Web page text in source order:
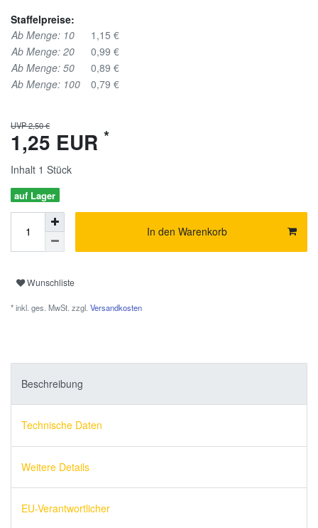
Staffelpreise:
Ab Menge: 10
1,15 €
Ab Menge: 20
0,99 €
Ab Menge: 50
0,89 €
Ab Menge: 100
0,79 €
UVP 2,50 €
1,25 EUR *
Inhalt 1 Stück
auf Lager
In den Warenkorb
Wunschliste
* inkl. ges. MwSt. zzgl. Versandkosten
Beschreibung
Technische Daten
Weitere Details
EU-Verantwortlicher